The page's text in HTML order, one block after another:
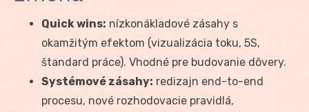
Quick wins: nízkonákladové zásahy s
okamžitým efektom (vizualizácia toku, 5S,
štandard práce). Vhodné pre budovanie dôvery.
Systémové zásahy: redizajn end-to-end
procesu, nové rozhodovacie pravidlá,